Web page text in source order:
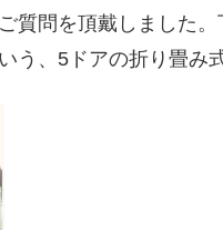
質問を頂戴しました
う、5ドアの折り畳み